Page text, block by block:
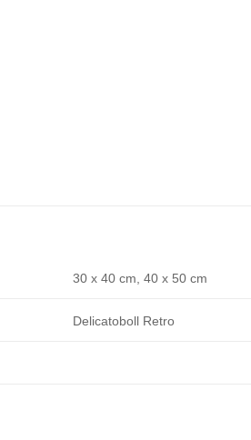
30 x 40 cm, 40 x 50 cm
Delicatoboll Retro